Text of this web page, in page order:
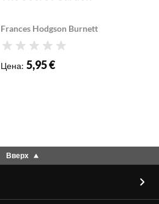
Frances Hodgson Burnett
Рейтинг
Цена: 5,95 €
Вверх